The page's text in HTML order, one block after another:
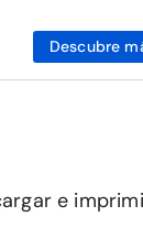
Descubre
e